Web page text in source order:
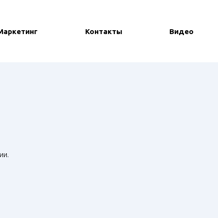
Контакты Видео